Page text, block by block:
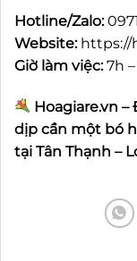
Hotline/Zalo:
Website: https://
Giờ làm việc:7h
Hoagiare.vn
dịp cần một bó
tại Tân Thạnh –